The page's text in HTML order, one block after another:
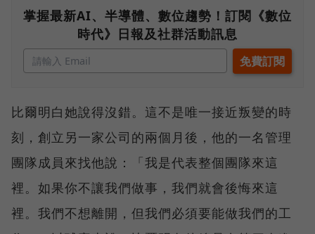
掌握最新AI、半導體、數位趨勢！訂閱《數位
時代》日報及社群活動訊息
比爾明白她說得沒錯。這不是唯一接近叛變的時
刻，創立另一家公司的兩個月後，他的一名管理
團隊成員來找他說：「我是代表整個團隊來這
裡。如果你不讓我們做事，我們就會後悔來這
裡。我們不想離開，但我們必須要能做我們的工